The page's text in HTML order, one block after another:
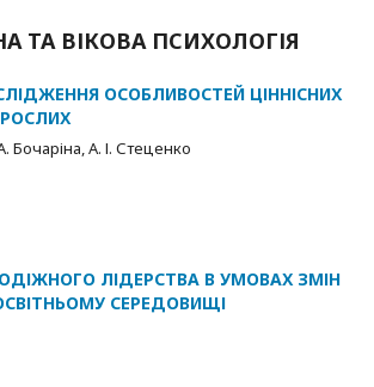
ТА ВІКОВА ПСИХОЛОГІЯ
ОСОБЛИВОСТЕЙ ЦІННІСНИХ
Бочаріна, А. І. Стеценко
ЛІДЕРСТВА В УМОВАХ ЗМІН
СЕРЕДОВИЩІ